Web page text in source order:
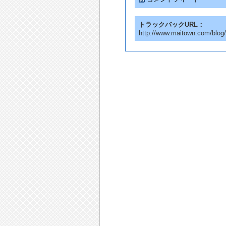
トラックバックURL：
http://www.maitown.com/